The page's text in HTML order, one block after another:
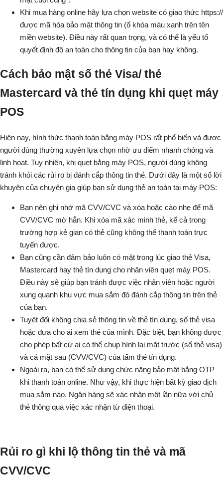
Khi mua hàng online hãy lựa chọn website có giao thức https://
được mã hóa bảo mật thông tin (ổ khóa màu xanh trên tên
miền website). Điều này rất quan trọng, và có thể là yếu tố
quyết định độ an toàn cho thông tin của bạn hay không.
Cách bảo mật số thẻ Visa/ thẻ
Mastercard và thẻ tín dụng khi quẹt máy
POS
Hiện nay, hình thức thanh toán bằng máy POS rất phổ biến và được
người dùng thường xuyên lựa chọn nhờ ưu điểm nhanh chóng và
linh hoạt. Tuy nhiên, khi quẹt bằng máy POS, người dùng không
tránh khỏi các rủi ro bị đánh cắp thông tin thẻ. Dưới đây là một số lời
khuyên của chuyên gia giúp bạn sử dụng thẻ an toàn tại máy POS:
Bạn nên ghi nhớ mã CVV/CVC và xóa hoặc cào nhẹ để mã
CVV/CVC mờ hẳn. Khi xóa mã xác minh thẻ, kể cả trong
trường hợp kẻ gian có thẻ cũng không thể thanh toán trực
tuyến được.
Bạn cũng cần đảm bảo luôn có mặt trong lúc giao thẻ Visa,
Mastercard hay thẻ tín dụng cho nhân viên quẹt máy POS.
Điều này sẽ giúp bạn tránh được việc nhân viên hoặc người
xung quanh khu vực mua sắm đó đánh cắp thông tin trên thẻ
của bạn.
Tuyệt đối không chia sẻ thông tin về thẻ tín dụng, số thẻ visa
hoặc đưa cho ai xem thẻ của mình. Đặc biệt, bạn không được
cho phép bất cứ ai có thể chụp hình lại mặt trước (số thẻ visa)
và cả mặt sau (CVV/CVC) của tấm thẻ tín dụng.
Ngoài ra, bạn có thể sử dụng chức năng bảo mật bằng OTP
khi thanh toán online. Như vậy, khi thực hiện bất kỳ giao dịch
mua sắm nào. Ngân hàng sẽ xác nhận một lần nữa với chủ
thẻ thông qua việc xác nhận từ điện thoại.
Rủi ro gì khi lộ thông tin thẻ và mã
CVV/CVC